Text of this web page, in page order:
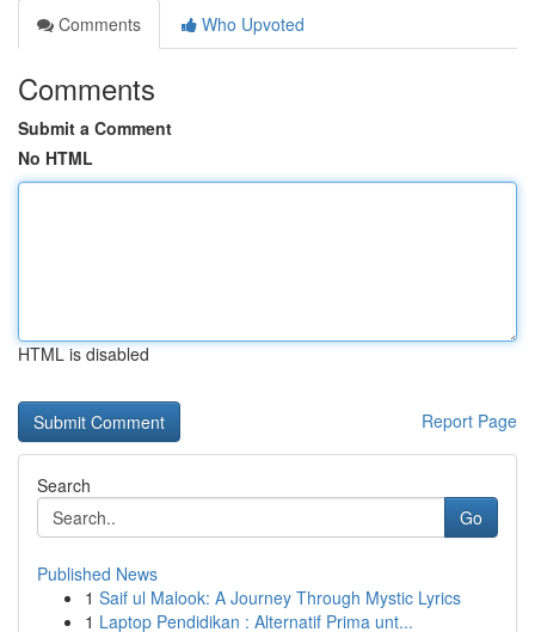
Comments
Who Upvoted
Comments
Submit a Comment
No HTML
HTML is disabled
Report Page
Search
Go
Published News
1 Saif ul Malook: A Journey Through Mystic Lyrics
1 Laptop Pendidikan : Alternatif Prima unt...